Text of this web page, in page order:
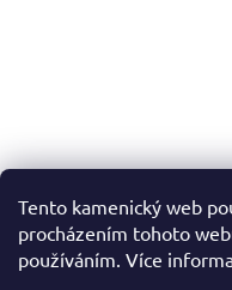
Tento kamenický web
procházením tohoto
používáním. Více